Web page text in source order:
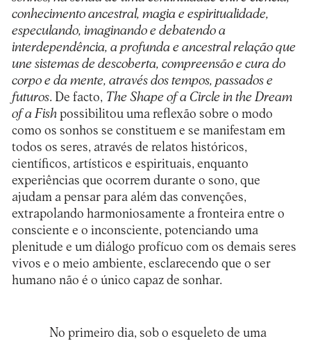
conhecimento ancestral, magia e espiritualidade,
especulando, imaginando e debatendo a
interdependência, a profunda e ancestral relação que
une sistemas de descoberta, compreensão e cura do
corpo e da mente, através dos tempos, passados e
futuros. De facto, The Shape of a Circle in the Dream
of a Fishpossibilitou uma reflexão sobre o modo
como os sonhos se constituem e se manifestam em
todos os seres, através de relatos históricos,
científicos, artísticos e espirituais, enquanto
experiências que ocorrem durante o sono, que
ajudam a pensar para além das convenções,
extrapolando harmoniosamente a fronteira entre o
consciente e o inconsciente, potenciando uma
plenitude e um diálogo profícuo com os demais seres
vivos e o meio ambiente, esclarecendo que o ser
humano não é o único capaz de sonhar.
No primeiro dia, sob o esqueleto de uma